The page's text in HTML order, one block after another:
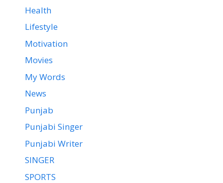
Health
Lifestyle
Motivation
Movies
My Words
News
Punjab
Punjabi Singer
Punjabi Writer
SINGER
SPORTS